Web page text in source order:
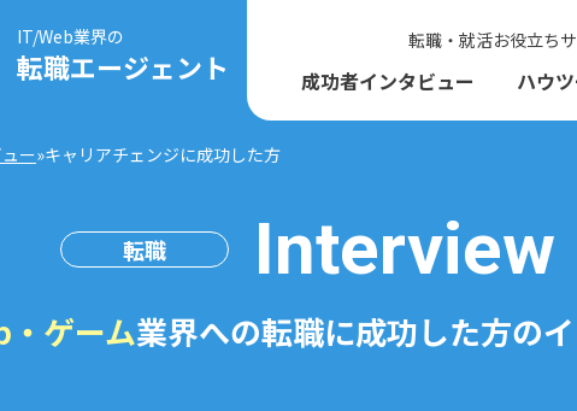
IT/Web業界の
転職エージェント
転職・就活お役立ち
成功者インタビュー ハウ
ー»キャリアチェンジに成功した方
転職 Interview
ゲーム業界への転職に成功した方の